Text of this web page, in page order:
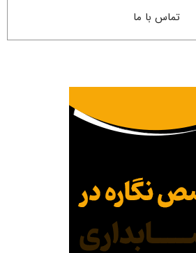
تماس با ما